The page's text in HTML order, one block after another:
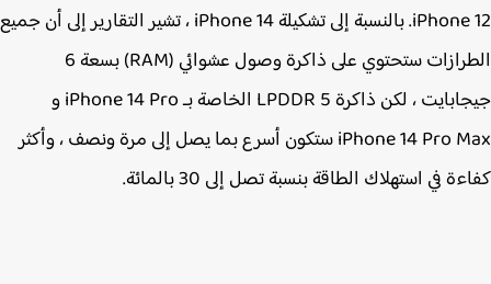
iPhone 12. بالنسبة إلى تشكيلة ‌iPhone 14‌ ، تشير التقارير إلى أن جميع
الطرازات ستحتوي على ذاكرة وصول عشوائي (RAM) بسعة 6
جيجابايت ، لكن ذاكرة LPDDR 5 الخاصة بـ iPhone 14 Pro و
iPhone 14 Pro‌ Max ستكون أسرع بما يصل إلى مرة ونصف ، وأكثر
في استهلاك الطاقة بنسبة تصل إلى 30 بالمائة.